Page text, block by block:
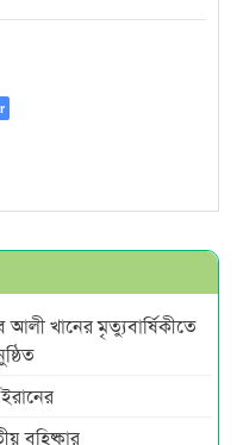
আলী খানের মৃত্যুবার্ষিকীতে
বহিষ্কার